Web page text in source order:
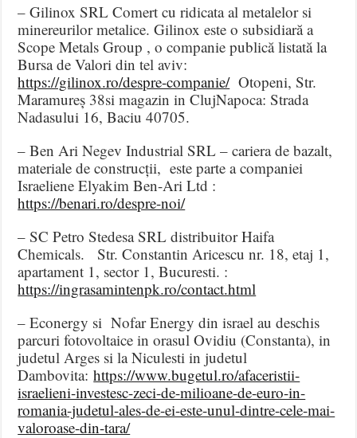
– Gilinox SRL Comert cu ridicata al metalelor si
minereurilor metalice. Gilinox este o subsidiară a
Scope Metals Group , o companie publică listată la
Bursa de Valori din tel aviv:
https://gilinox.ro/despre-companie/Otopeni, Str.
Maramureș 38si magazin in ClujNapoca: Strada
Nadasului 16, Baciu 40705.
– Ben Ari Negev Industrial SRL – cariera de bazalt,
materiale de construcții, este parte a companiei
Israeliene Elyakim Ben-Ari Ltd :
https://benari.ro/despre-noi/
– SC Petro Stedesa SRL distribuitor Haifa
Chemicals. Str. Constantin Aricescu nr. 18, etaj 1,
apartament 1, sector 1, Bucuresti. :
https://ingrasamintenpk.ro/contact.html
– Econergy si Nofar Energy din israel au deschis
parcuri fotovoltaice in orasul Ovidiu (Constanta), in
judetul Arges si la Niculesti in judetul
Dambovita:https://www.bugetul.ro/afaceristii-
israelieni-investesc-zeci-de-milioane-de-euro-in-
romania-judetul-ales-de-ei-este-unul-dintre-cele-mai-
valoroase-din-tara/